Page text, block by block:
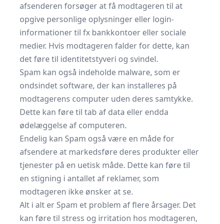
afsenderen forsøger at få modtageren til at
opgive personlige oplysninger eller login-
informationer til fx bankkontoer eller sociale
medier. Hvis modtageren falder for dette, kan
det føre til identitetstyveri og svindel.
Spam kan også indeholde malware, som er
ondsindet software, der kan installeres på
modtagerens computer uden deres samtykke.
Dette kan føre til tab af data eller endda
ødelæggelse af computeren.
Endelig kan Spam også være en måde for
afsendere at markedsføre deres produkter eller
tjenester på en uetisk måde. Dette kan føre til
en stigning i antallet af reklamer, som
modtageren ikke ønsker at se.
Alt i alt er Spam et problem af flere årsager. Det
kan føre til stress og irritation hos modtageren,